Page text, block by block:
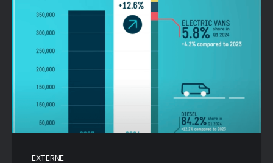
EXTERNE